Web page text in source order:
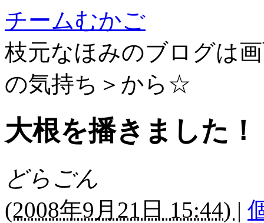
チームむかご
枝元なほみのブログは
の気持ち＞から☆
大根を播きました！
どらごん
(2008年9月21日 15:44) |